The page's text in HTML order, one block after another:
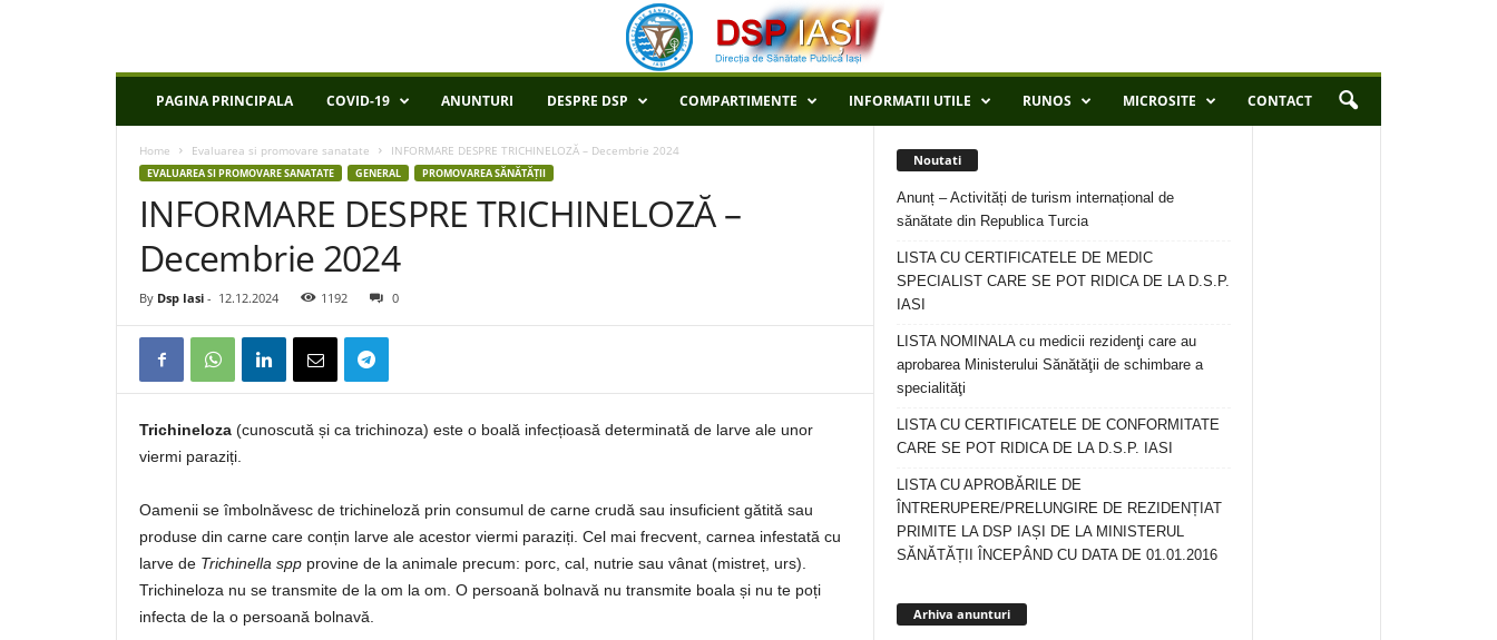
P
PAGINA PRINCIPALA COVID-19 ANUNTURI DESPRE DSP COMPARTIMENTE INFORMATII UTILE RUNOS MICROSITE CONTACT
Home Evaluarea si promovare sanatate INFORMARE DESPRE TRICHINELOZĂ – Decembrie 2024
EVALUAREA SI PROMOVARE SANATATE GENERAL PROMOVAREA SĂNĂTĂȚII
INFORMARE DESPRE TRICHINELOZĂ –
Decembrie 2024
By Dsp Iasi - 12.12.2024 1192 0
Trichineloza (cunoscută și ca trichinoza) este o boală infecțioasă determinată de larve ale unor
viermi paraziți.
Oamenii se îmbolnăvesc de trichineloză prin consumul de carne crudă sau insuficient gătită sau
produse din carne care conțin larve ale acestor viermi paraziți. Cel mai frecvent, carnea infestată cu
larve de Trichinella spp provine de la animale precum: porc, cal, nutrie sau vânat (mistreț, urs).
Trichineloza nu se transmite de la om la om. O persoană bolnavă nu transmite boala și nu te poți
infecta de la o persoană bolnavă.
Noutati
Anunț – Activități de turism internațional de
sănătate din Republica Turcia
LISTA CU CERTIFICATELE DE MEDIC
SPECIALIST CARE SE POT RIDICA DE LA D.S.P.
IASI
LISTA NOMINALA cu medicii rezidenţi care au
aprobarea Ministerului Sănătăţii de schimbare a
specialităţi
LISTA CU CERTIFICATELE DE CONFORMITATE
CARE SE POT RIDICA DE LA D.S.P. IASI
LISTA CU APROBĂRILE DE
ÎNTRERUPERE/PRELUNGIRE DE REZIDENȚIAT
PRIMITE LA DSP IAȘI DE LA MINISTERUL
SĂNĂTĂȚII ÎNCEPÂND CU DATA DE 01.01.2016
Arhiva anunturi